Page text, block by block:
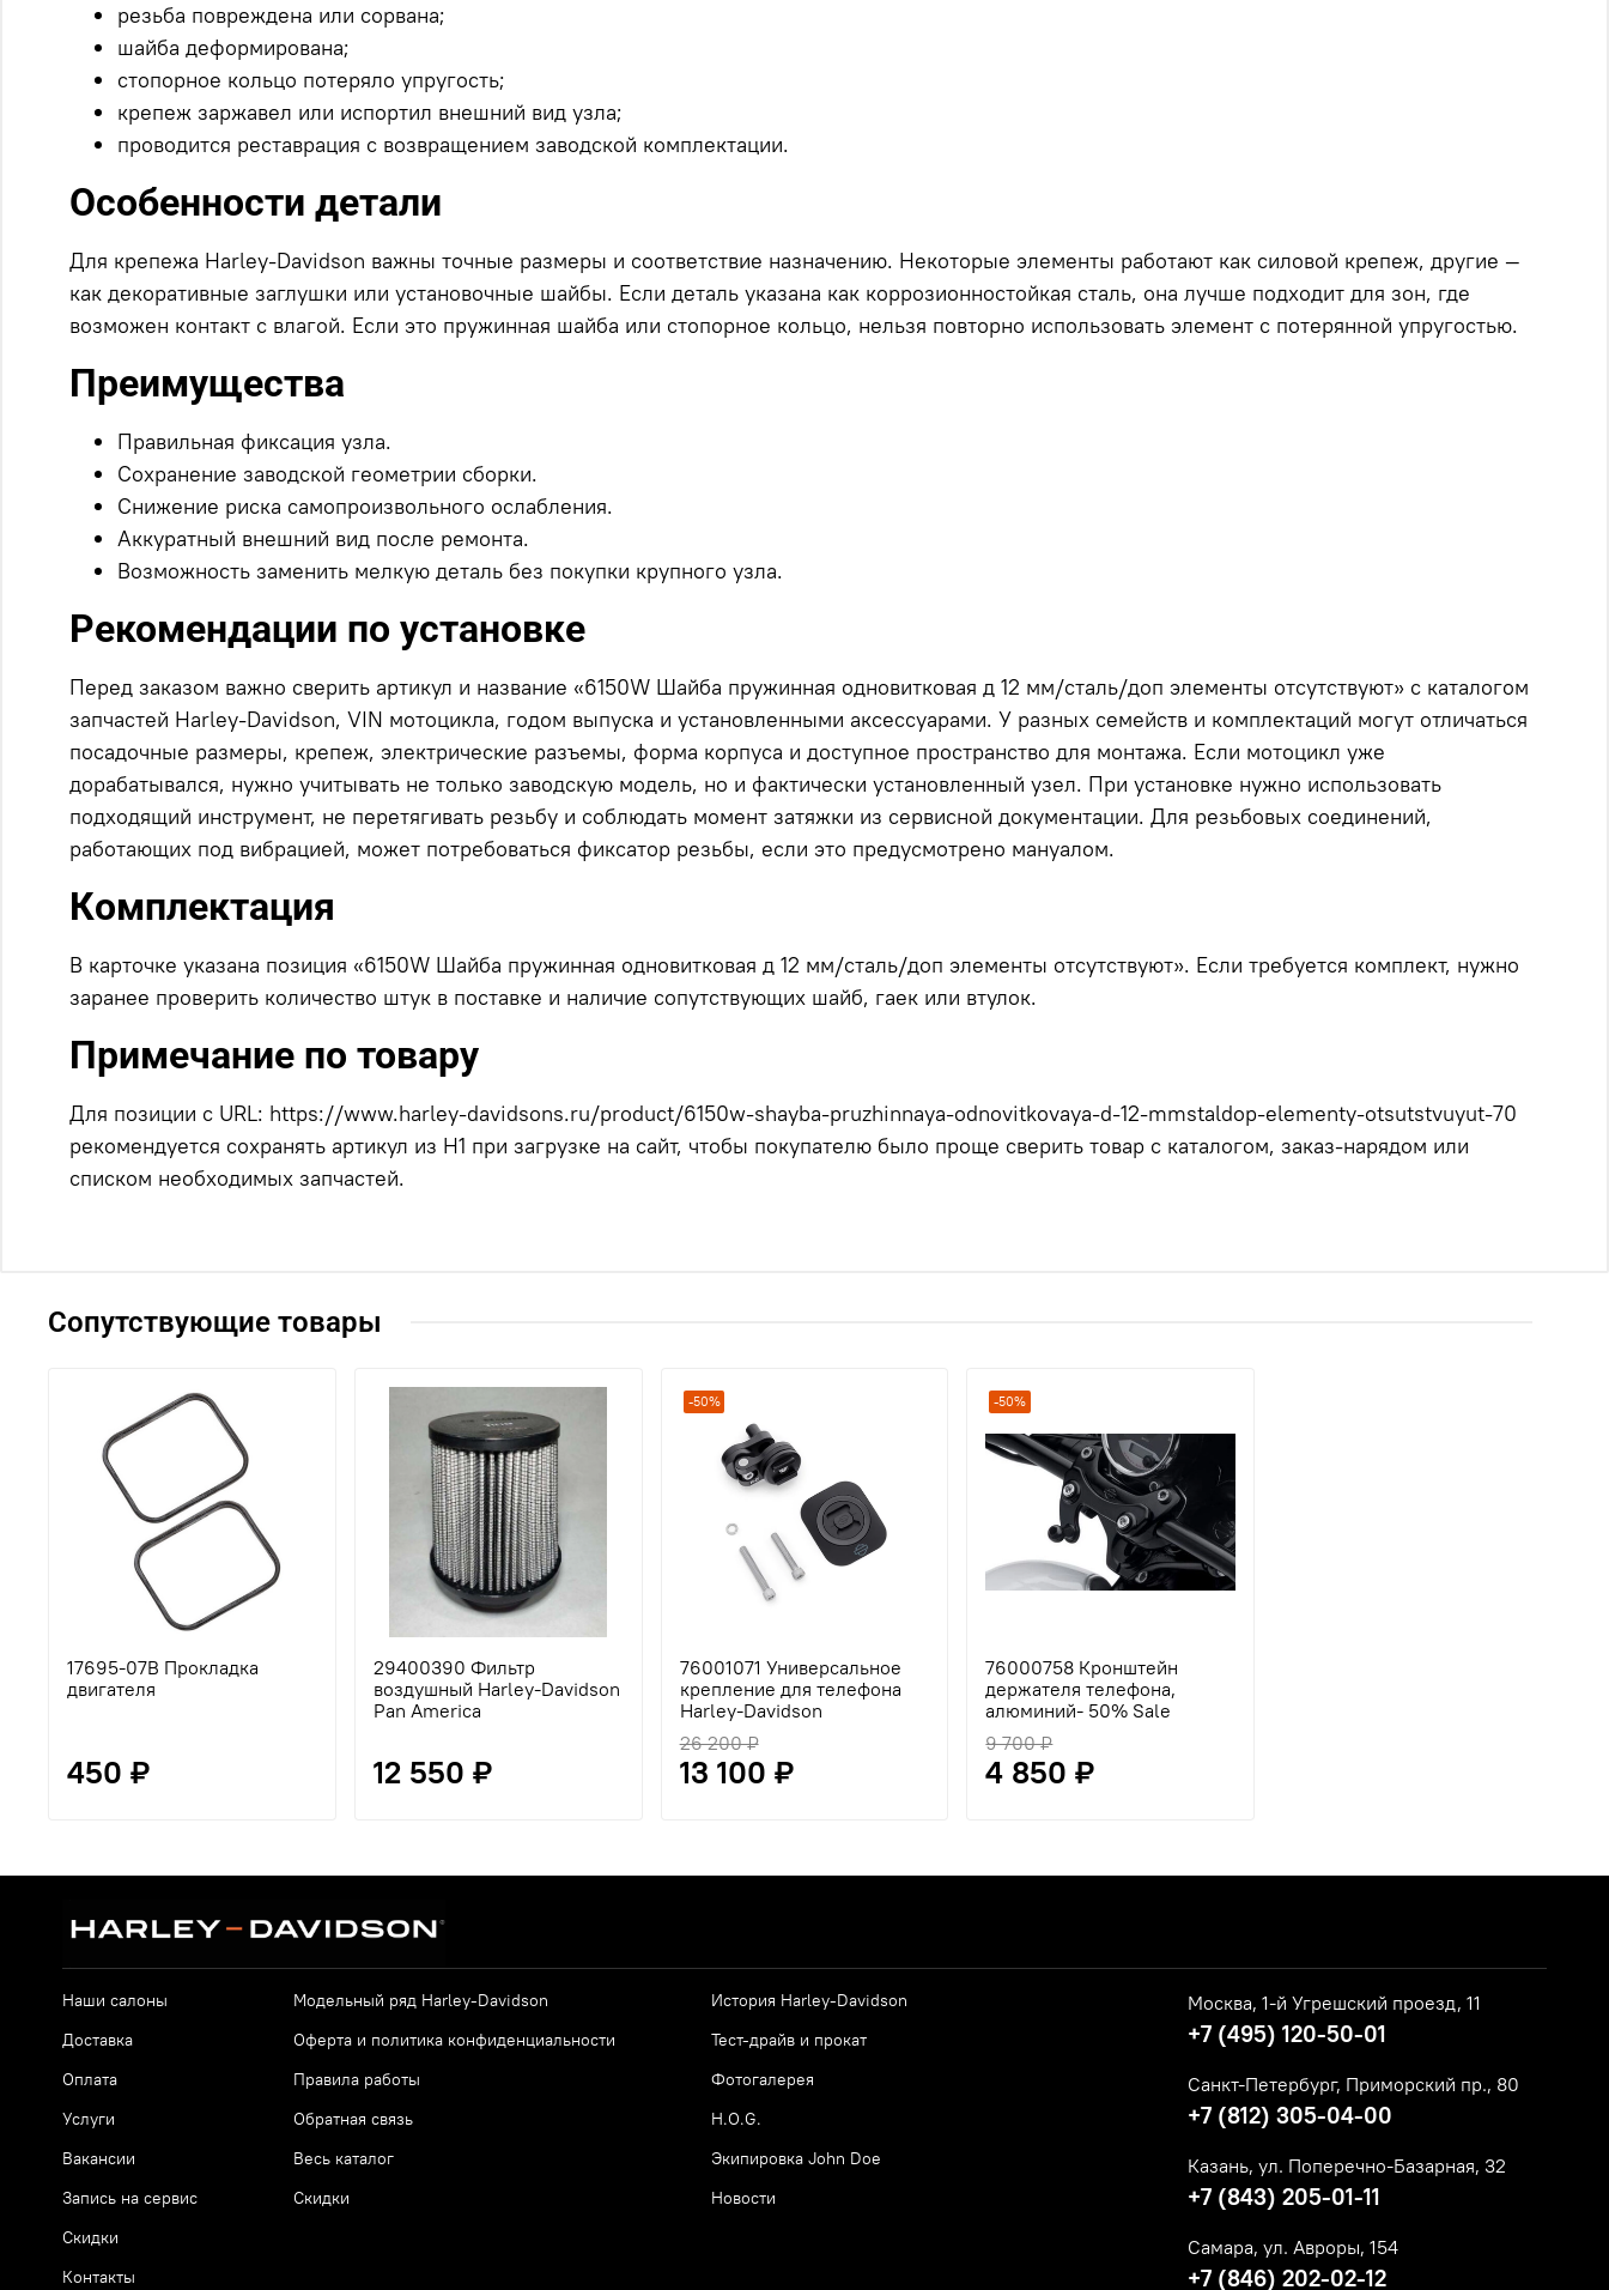
резьба повреждена или сорвана;
шайба деформирована;
стопорное кольцо потеряло упругость;
крепеж заржавел или испортил внешний вид узла;
проводится реставрация с возвращением заводской комплектации.
Особенности детали
Для крепежа Harley-Davidson важны точные размеры и соответствие назначению. Некоторые элементы работают как силовой крепеж, другие —
как декоративные заглушки или установочные шайбы. Если деталь указана как коррозионностойкая сталь, она лучше подходит для зон, где
возможен контакт с влагой. Если это пружинная шайба или стопорное кольцо, нельзя повторно использовать элемент с потерянной упругостью.
Преимущества
Правильная фиксация узла.
Сохранение заводской геометрии сборки.
Снижение риска самопроизвольного ослабления.
Аккуратный внешний вид после ремонта.
Возможность заменить мелкую деталь без покупки крупного узла.
Рекомендации по установке
Перед заказом важно сверить артикул и название «6150W Шайба пружинная одновитковая д 12 мм/сталь/доп элементы отсутствуют» с каталогом
запчастей Harley-Davidson, VIN мотоцикла, годом выпуска и установленными аксессуарами. У разных семейств и комплектаций могут отличаться
посадочные размеры, крепеж, электрические разъемы, форма корпуса и доступное пространство для монтажа. Если мотоцикл уже
дорабатывался, нужно учитывать не только заводскую модель, но и фактически установленный узел. При установке нужно использовать
подходящий инструмент, не перетягивать резьбу и соблюдать момент затяжки из сервисной документации. Для резьбовых соединений,
работающих под вибрацией, может потребоваться фиксатор резьбы, если это предусмотрено мануалом.
Комплектация
В карточке указана позиция «6150W Шайба пружинная одновитковая д 12 мм/сталь/доп элементы отсутствуют». Если требуется комплект, нужно
заранее проверить количество штук в поставке и наличие сопутствующих шайб, гаек или втулок.
Примечание по товару
Для позиции с URL: https://www.harley-davidsons.ru/product/6150w-shayba-pruzhinnaya-odnovitkovaya-d-12-mmstaldop-elementy-otsutstvuyut-70
рекомендуется сохранять артикул из H1 при загрузке на сайт, чтобы покупателю было проще сверить товар с каталогом, заказ-нарядом или
списком необходимых запчастей.
Сопутствующие товары
17695-07B Прокладка
двигателя
450 ₽
29400390 Фильтр
воздушный Harley-Davidson
Pan America
12 550 ₽
-50%
76001071 Универсальное
крепление для телефона
Harley-Davidson
26 200 ₽
13 100 ₽
-50%
76000758 Кронштейн
держателя телефона,
алюминий- 50% Sale
9 700 ₽
4 850 ₽
Наши салоны
Доставка
Оплата
Услуги
Вакансии
Запись на сервис
Скидки
Контакты
Модельный ряд Harley-Davidson
Оферта и политика конфиденциальности
Правила работы
Обратная связь
Весь каталог
Скидки
История Harley-Davidson
Тест-драйв и прокат
Фотогалерея
H.O.G.
Экипировка John Doe
Новости
Москва, 1-й Угрешский проезд, 11
+7 (495) 120-50-01
Санкт-Петербург, Приморский пр., 80
+7 (812) 305-04-00
Казань, ул. Поперечно-Базарная, 32
+7 (843) 205-01-11
Самара, ул. Авроры, 154
+7 (846) 202-02-12